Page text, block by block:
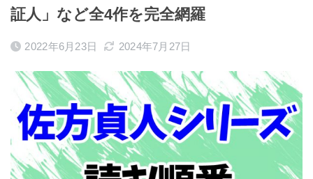
証人」など全4作を完全網羅
2022年6月23日 2024年7月27日